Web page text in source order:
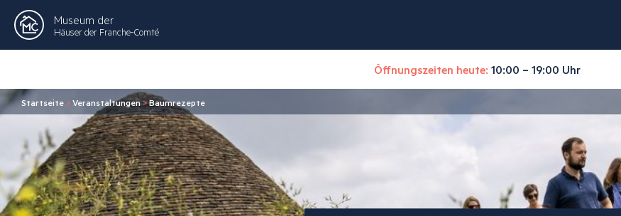
Museum der
Häuser der Franche-Comté
Öffnungszeiten heute: 10:00 – 19:00 Uhr
Startseite >Veranstaltungen>Baumrezepte